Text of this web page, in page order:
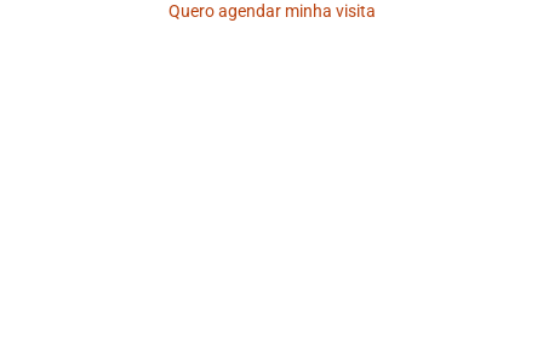
Quero agendar minha visita